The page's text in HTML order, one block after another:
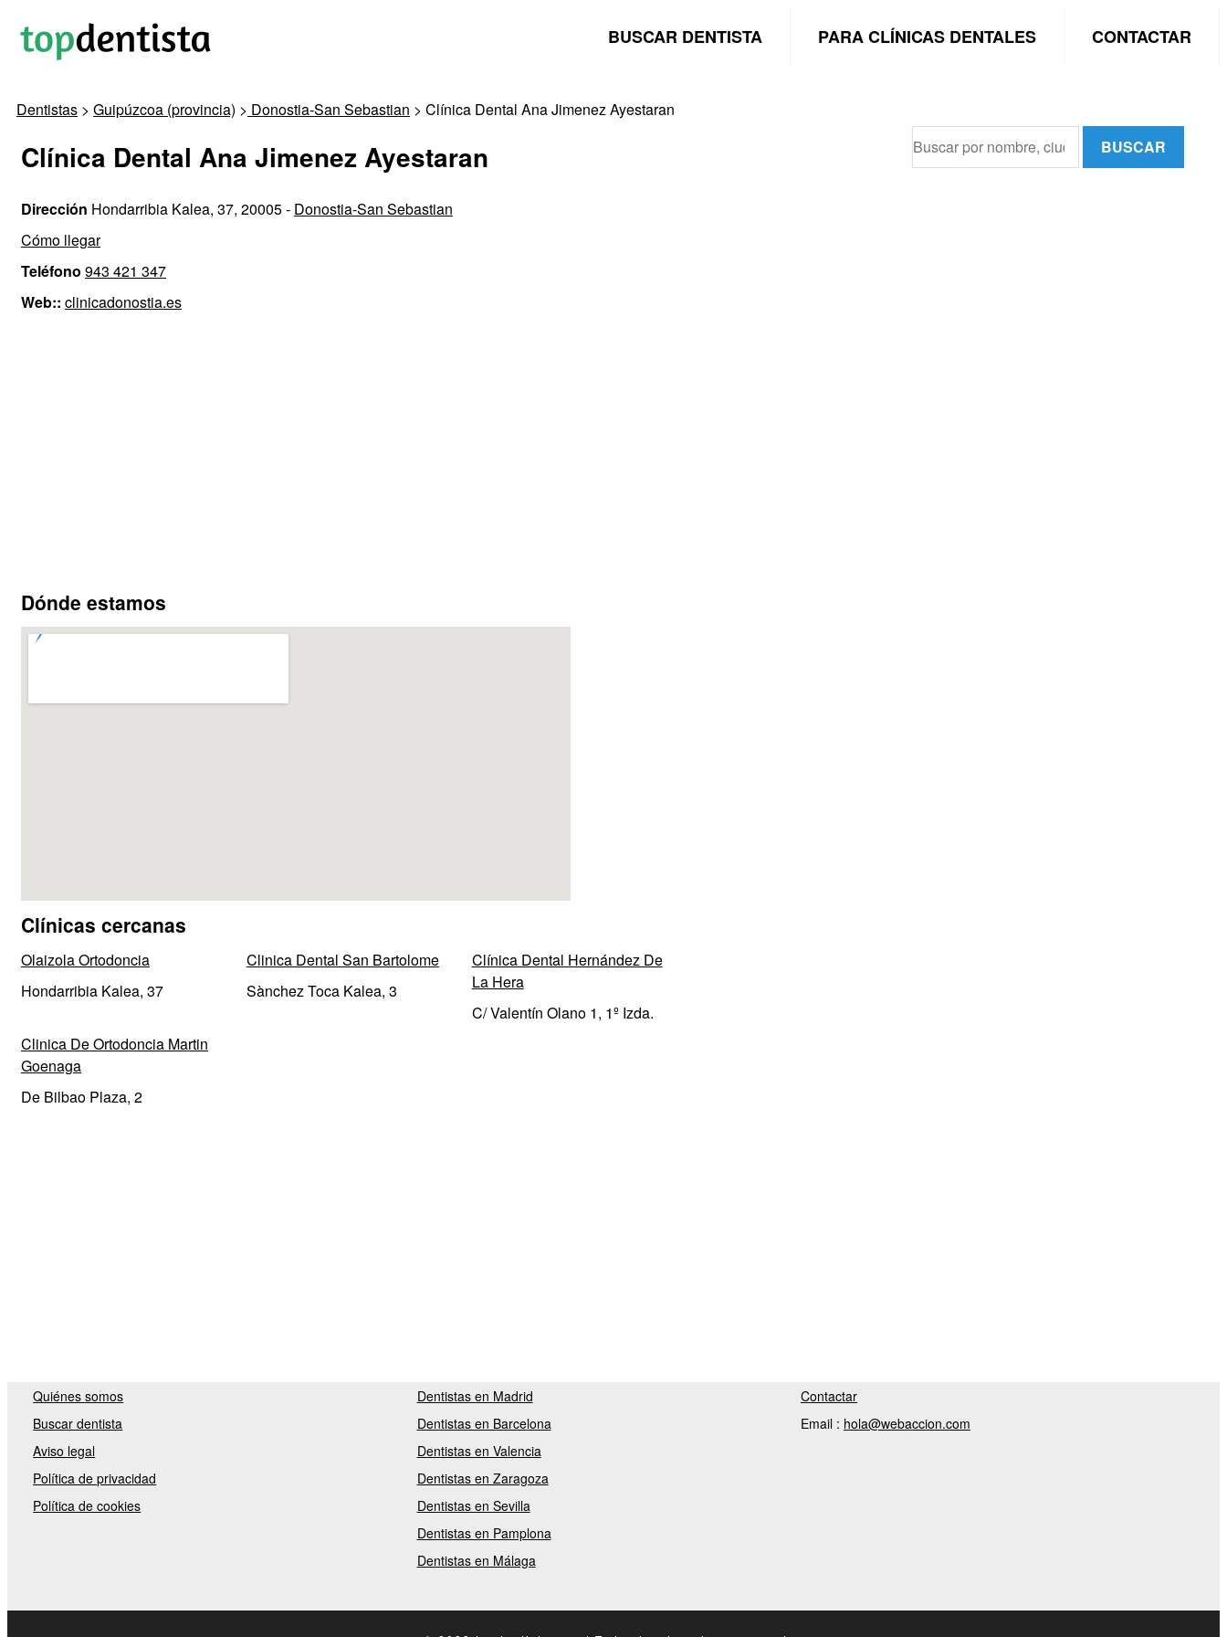
BUSCAR DENTISTA PARA CLÍNICAS DENTALES CONTACTAR
Dentistas > Guipúzcoa (provincia) > Donostia-San Sebastian > Clínica Dental Ana Jimenez Ayestaran
Clínica Dental Ana Jimenez Ayestaran
Dirección Hondarribia Kalea, 37, 20005 - Donostia-San Sebastian
Cómo llegar
Teléfono 943 421 347
Web:: clinicadonostia.es
Dónde estamos
Clínicas cercanas
Olaizola Ortodoncia
Hondarribia Kalea, 37
Clinica Dental San Bartolome
Sànchez Toca Kalea, 3
Clínica Dental Hernández De
La Hera
C/ Valentín Olano 1, 1º Izda.
Clinica De Ortodoncia Martin
Goenaga
De Bilbao Plaza, 2
BUSCAR
Quiénes somos
Buscar dentista
Aviso legal
Política de privacidad
Política de cookies
Dentistas en Madrid
Dentistas en Barcelona
Dentistas en Valencia
Dentistas en Zaragoza
Dentistas en Sevilla
Dentistas en Pamplona
Dentistas en Málaga
Contactar
Email : hola@webaccion.com